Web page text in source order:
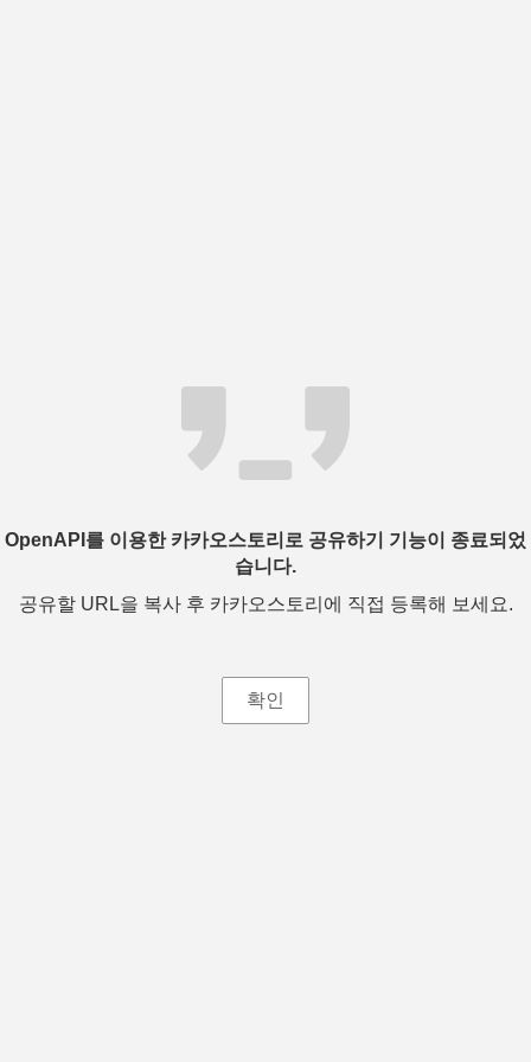
OpenAPI를 이용한 카카오스토리로 공유하기 기능이 종료되었
습니다.
공유할 URL을 복사 후 카카오스토리에 직접 등록해 보세요.
확인